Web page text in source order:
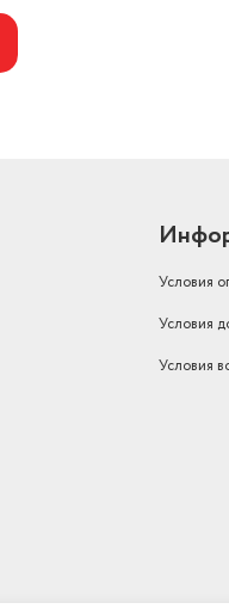
Условия
Условия
Условия